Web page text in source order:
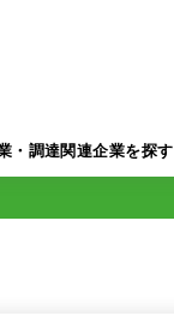
・調達関連企業を探す